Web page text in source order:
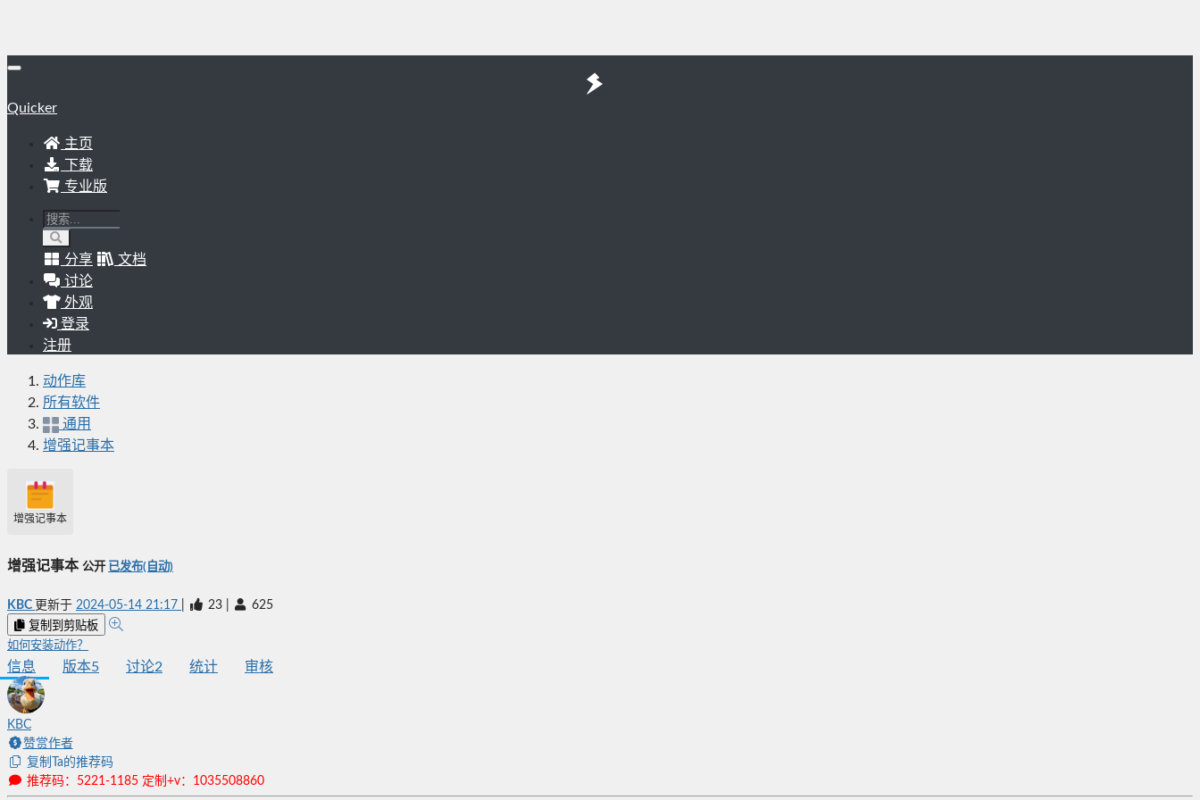
Quicker
主页
下载
专业版
分享
文档
讨论
外观
登录
注册
动作库
所有软件
通用
增强记事本
增强记事本
增强记事本 公开 已发布(自动)
KBC 更新于 2024-05-14 21:17 23 625
复制到剪贴板
如何安装动作？
信息 版本5 讨论2 统计 审核
KBC
赞赏作者
复制Ta的推荐码
推荐码：5221-1185 定制+v：1035508860